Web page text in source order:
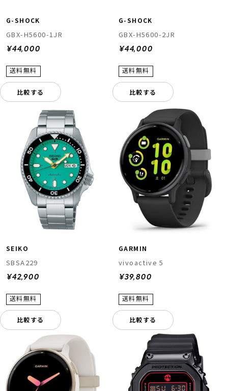
G-SHOCK
GBX-H5600-1JR
¥44,000
比較する
G-SHOCK
GBX-H5600-2JR
¥44,000
比較する
SEIKO
SBSA229
¥42,900
比較する
GARMIN
vivoactive 5
¥39,800
比較する